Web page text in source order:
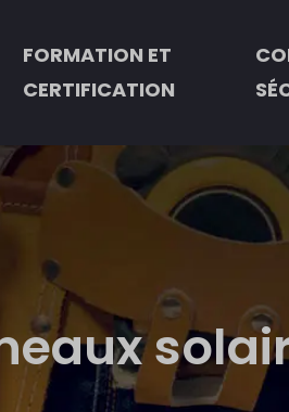
FORMATION ET
CERTIFICATION